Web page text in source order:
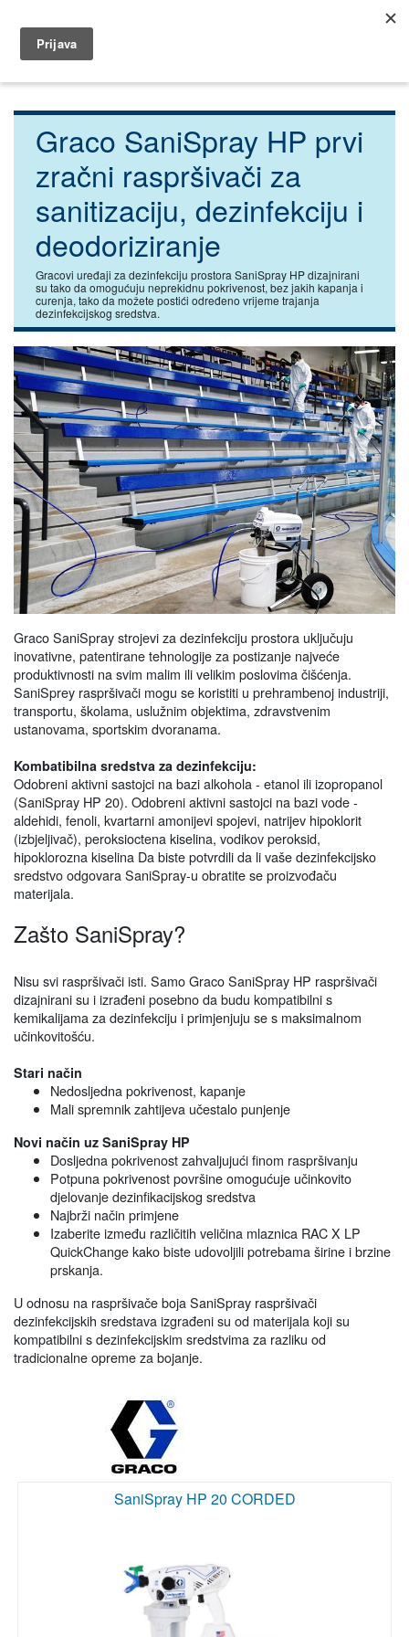
Graco SaniSpray HP prvi
zračni raspršivači za
sanitizaciju, dezinfekciju i
deodoriziranje
Gracovi uređaji za dezinfekciju prostora SaniSpray HP dizajnirani
su tako da omogućuju neprekidnu pokrivenost, bez jakih kapanja i
curenja, tako da možete postići određeno vrijeme trajanja
dezinfekcijskog sredstva.
Graco SaniSpray strojevi za dezinfekciju prostora uključuju
inovativne, patentirane tehnologije za postizanje najveće
produktivnosti na svim malim ili velikim poslovima čišćenja.
SaniSprey raspršivači mogu se koristiti u prehrambenoj industriji,
transportu, školama, uslužnim objektima, zdravstvenim
ustanovama, sportskim dvoranama.
Kombatibilna sredstva za dezinfekciju:
Odobreni aktivni sastojci na bazi alkohola - etanol ili izopropanol
(SaniSpray HP 20). Odobreni aktivni sastojci na bazi vode -
aldehidi, fenoli, kvartarni amonijevi spojevi, natrijev hipoklorit
(izbjeljivač), peroksioctena kiselina, vodikov peroksid,
hipoklorozna kiselina Da biste potvrdili da li vaše dezinfekcijsko
sredstvo odgovara SaniSpray-u obratite se proizvođaču
materijala.
Zašto SaniSpray?
Nisu svi raspršivači isti. Samo Graco SaniSpray HP raspršivači
dizajnirani su i izrađeni posebno da budu kompatibilni s
kemikalijama za dezinfekciju i primjenjuju se s maksimalnom
učinkovitošću.
Stari način
Nedosljedna pokrivenost, kapanje
Mali spremnik zahtijeva učestalo punjenje
Novi način uz SaniSpray HP
Dosljedna pokrivenost zahvaljujući finom raspršivanju
Potpuna pokrivenost površine omogućuje učinkovito
djelovanje dezinfikacijskog sredstva
Najbrži način primjene
Izaberite između različitih veličina mlaznica RAC X LP
QuickChange kako biste udovoljili potrebama širine i brzine
prskanja.
U odnosu na raspršivače boja SaniSpray raspršivači
dezinfekcijskih sredstava izgrađeni su od materijala koji su
kompatibilni s dezinfekcijskim sredstvima za razliku od
tradicionalne opreme za bojanje.
SaniSpray HP 20 CORDED